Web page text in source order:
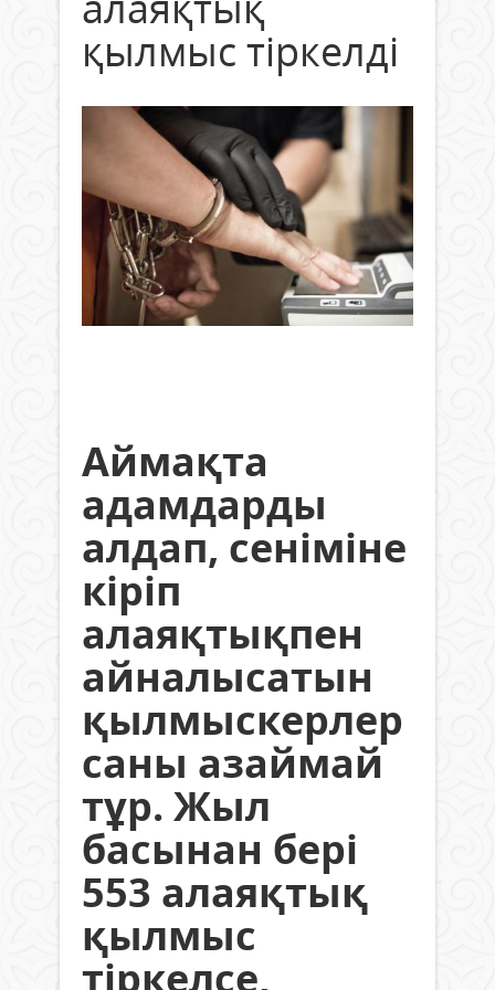
қылмыс тіркелді
Аймақта
адамдарды
алдап, сеніміне
кіріп
алаяқтықпен
айналысатын
қылмыскерлер
саны азаймай
тұр. Жыл
басынан бері
553 алаяқтық
қылмыс
тіркелсе,